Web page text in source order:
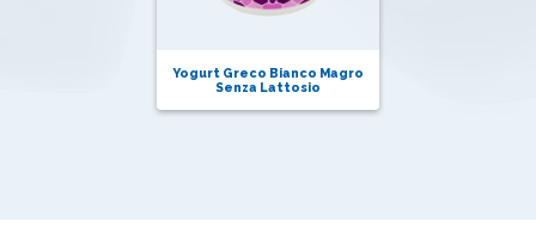
Yogurt Greco Bianco Magro
Senza Lattosio